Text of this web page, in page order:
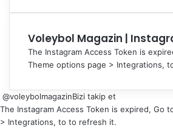
Voleybol Magazin |
The Instagram Access Token is
Theme options page > Integrations,
@voleybolmagazinBizi takip et
The Instagram Access Token is expired, Go
> Integrations, to to refresh it.